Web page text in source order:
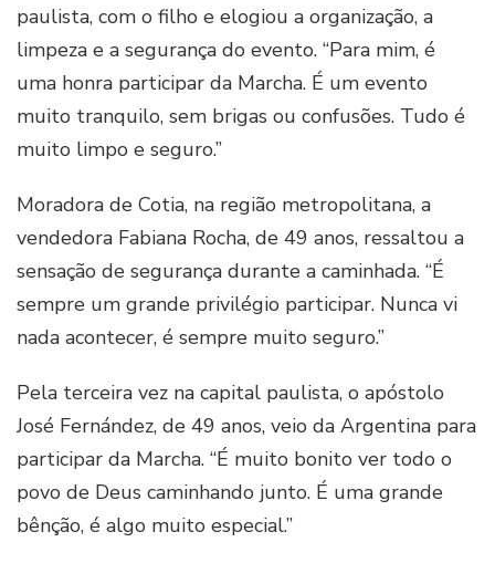
paulista, com o filho e elogiou a organização, a
limpeza e a segurança do evento. “Para mim, é
uma honra participar da Marcha. É um evento
muito tranquilo, sem brigas ou confusões. Tudo é
muito limpo e seguro.”
Moradora de Cotia, na região metropolitana, a
vendedora Fabiana Rocha, de 49 anos, ressaltou a
sensação de segurança durante a caminhada. “É
sempre um grande privilégio participar. Nunca vi
nada acontecer, é sempre muito seguro.”
Pela terceira vez na capital paulista, o apóstolo
José Fernández, de 49 anos, veio da Argentina para
participar da Marcha. “É muito bonito ver todo o
povo de Deus caminhando junto. É uma grande
bênção, é algo muito especial.”